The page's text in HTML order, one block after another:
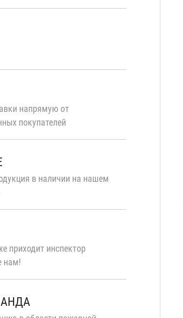
напрямую от
покупателей
в наличии на нашем
приходит инспектор
нам!